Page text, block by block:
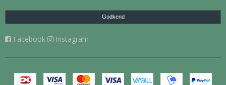
Godkend
Facebook Instagram